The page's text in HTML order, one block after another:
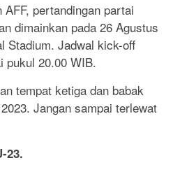
pertandingan partai
dimainkan pada 26 Agustus
Stadium. Jadwal kick-off
pukul 20.00 WIB.
tempat ketiga dan babak
Jangan sampai terlewat
23.